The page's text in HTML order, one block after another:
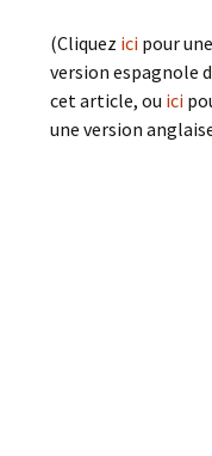
(Cliquez ici pour une
version espagnole
cet article, ou ici
une version